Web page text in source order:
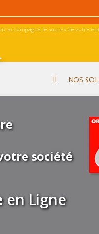
accompagne le succès de votre
NOS
société
en Ligne